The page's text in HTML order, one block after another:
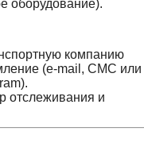
оборудование).
компанию
(e-mail, СМС или
отслеживания и